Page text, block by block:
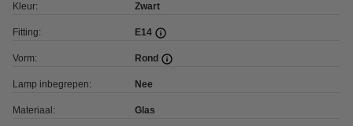
Kleur: Zwart
Fitting: E14
Vorm: Rond
Lamp inbegrepen: Nee
Materiaal: Glas